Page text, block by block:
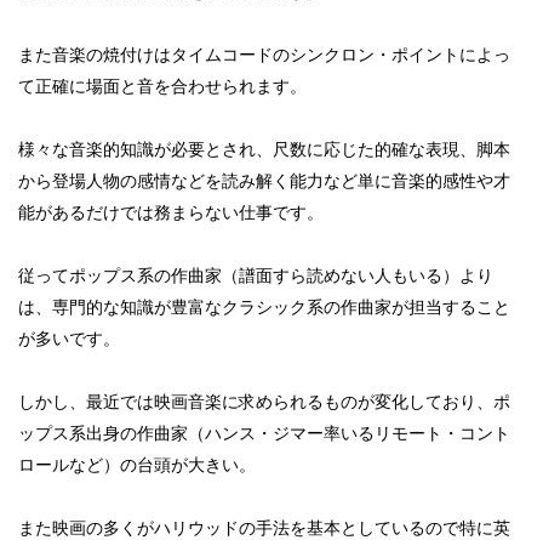
また音楽の焼付けはタイムコードのシンクロン・ポイントによっ
て正確に場面と音を合わせられます。
様々な音楽的知識が必要とされ、尺数に応じた的確な表現、脚本
から登場人物の感情などを読み解く能力など単に音楽的感性や才
能があるだけでは務まらない仕事です。
従ってポップス系の作曲家（譜面すら読めない人もいる）より
は、専門的な知識が豊富なクラシック系の作曲家が担当すること
が多いです。
しかし、最近では映画音楽に求められるものが変化しており、ポ
ップス系出身の作曲家（ハンス・ジマー率いるリモート・コント
ロールなど）の台頭が大きい。
また映画の多くがハリウッドの手法を基本としているので特に英